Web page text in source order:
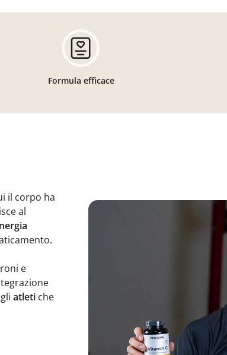
Formula efficace
il corpo ha
al
e
atleti che